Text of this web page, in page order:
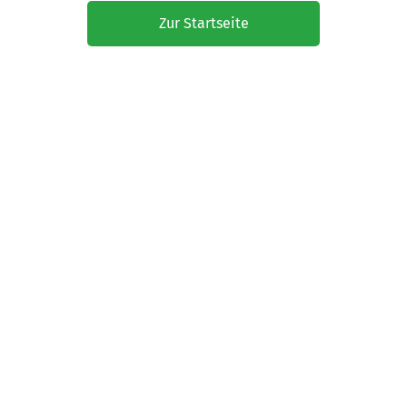
Zur Startseite